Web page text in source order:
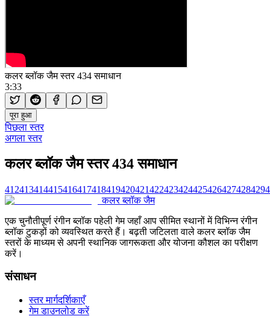
कलर ब्लॉक जैम स्तर 434 समाधान
3:33
पूरा हुआ
पिछला स्तर
अगला स्तर
कलर ब्लॉक जैम स्तर 434 समाधान
412413414415416417418419420421422423424425426427428429
कलर ब्लॉक जैम
एक चुनौतीपूर्ण रंगीन ब्लॉक पहेली गेम जहाँ आप सीमित स्थानों में विभिन्न रंगीन
ब्लॉक टुकड़ों को व्यवस्थित करते हैं। बढ़ती जटिलता वाले कलर ब्लॉक जैम
स्तरों के माध्यम से अपनी स्थानिक जागरूकता और योजना कौशल का परीक्षण
करें।
संसाधन
स्तर मार्गदर्शिकाएँ
गेम डाउनलोड करें